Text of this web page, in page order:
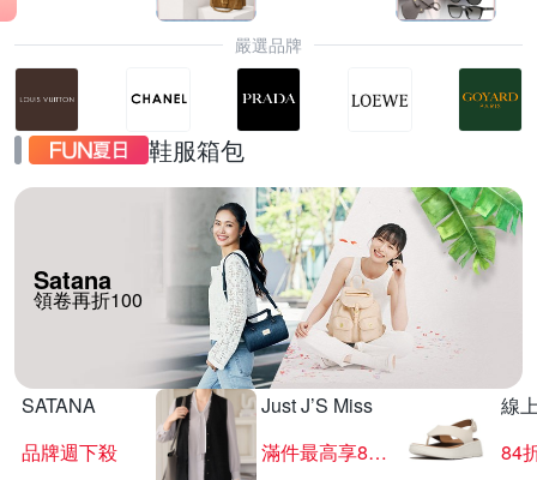
嚴選品牌
鞋服箱包
Satana
領卷再折100
SATANA
品牌週下殺
Just J’S Miss
滿件最高享85折
線
84